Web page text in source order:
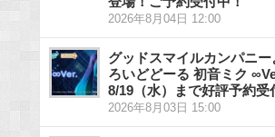
2026年8月04日 12:00
グッドスマイルカンパニ
ろいどどーる 初音ミク
8/19（水）まで好評予約受
2026年8月03日 15:00